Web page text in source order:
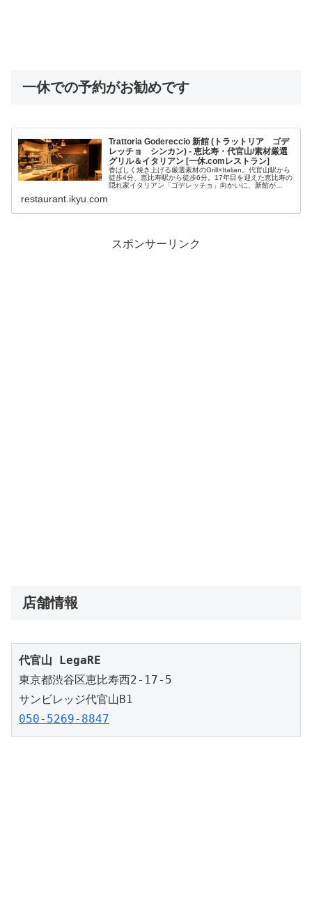
一休での予約がお勧めです
Trattoria Godereccio 新館 (トラットリア ゴデ
レッチョ シンカン) - 恵比寿・代官山/素材厳選
グリル＆イタリアン [一休.comレストラン]
香ばしく焼き上げる厳選素材のGrill×Italian。代官山駅から
徒歩4分、恵比寿駅から徒歩6分。17年目を迎えた恵比寿の
隠れ家イタリアン「ゴデレッチョ」向かいに、新館が
restaurant.ikyu.com
スポンサーリンク
店舗情報
代官山 LegaRE
東京都渋谷区恵比寿西2-17-5
サンビレッジ代官山B1
050-5269-8847